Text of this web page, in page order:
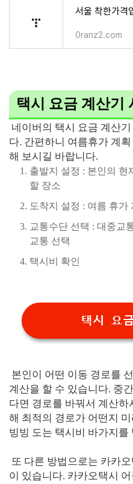
서울 착한가격
0ranz2.com
택시 요금 계산기
네이버의 택시 요금 계산
다. 간편하니 여름휴가 계
해 보시길 바랍니다.
출발지 설정 : 본인의 현
할 장소
도착지 설정 : 여름 휴가
교통수단 선택 : 대중교
교통 선택
택시비 확인
택시 요
본인이 어떤 이동 경로를
계산을 할 수 있습니다. 중
다면 경로를 바꿔서 계산
해 최적의 경로가 어떤지
빙빙 도는 택시비 바가지를
또 다른 방법으로는 카카
이 있습니다. 카카오택시